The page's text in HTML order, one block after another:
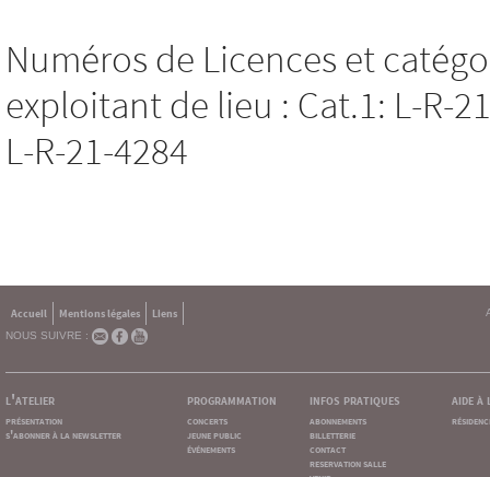
Numéros de Licences et
exploitant de lieu : Cat.1: L-R-
L-R-21-4284
Accueil Mentions légales
Liens
NOUS SUIVRE :
l'atelier
présentation
s'abonner à la newsletter
programmation
concerts
jeune public
événements
infos pratiques
abonnements
billetterie
contact
reservation salle
aide